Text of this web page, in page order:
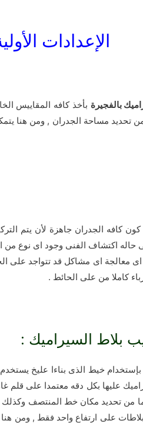
الإعدادات
بالفجيرة بأخذ كافه المقاييس
كافه الجدران جاهزة لأن يتم
اكتشاف الفنى وجود اى نوع من
اى معالجة اى مشاكل قد تتواجد على
كاملا من على الحائط .
بلاط السيراميك :
بإستخدام خيط الذى بناءا عليخ
عليها بكل دقه معتمدا على قلم
من تحديد مكان خط المنتصف
على ارتفاع واحد فقط , ومن